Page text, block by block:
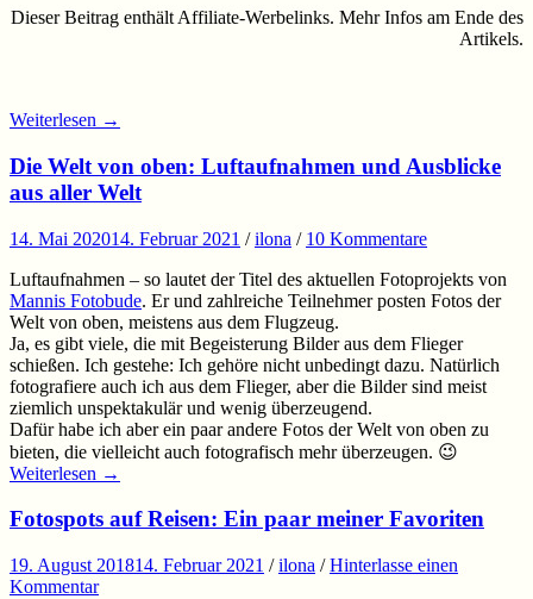
Dieser Beitrag enthält Affiliate-Werbelinks. Mehr Infos am Ende des
Artikels.
Weiterlesen →
Die Welt von oben: Luftaufnahmen und Ausblicke
aus aller Welt
14. Mai 202014. Februar 2021 /ilona / 10 Kommentare
Luftaufnahmen – so lautet der Titel des aktuellen Fotoprojekts von
Mannis Fotobude. Er und zahlreiche Teilnehmer posten Fotos der
Welt von oben, meistens aus dem Flugzeug.
Ja, es gibt viele, die mit Begeisterung Bilder aus dem Flieger
schießen. Ich gestehe: Ich gehöre nicht unbedingt dazu. Natürlich
fotografiere auch ich aus dem Flieger, aber die Bilder sind meist
ziemlich unspektakulär und wenig überzeugend.
Dafür habe ich aber ein paar andere Fotos der Welt von oben zu
bieten, die vielleicht auch fotografisch mehr überzeugen. 😉
Weiterlesen →
Fotospots auf Reisen: Ein paar meiner Favoriten
19. August 201814. Februar 2021 /ilona /Hinterlasse einen
Kommentar